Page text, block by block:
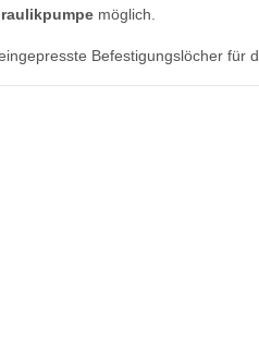
möglich.
Befestigungslöcher